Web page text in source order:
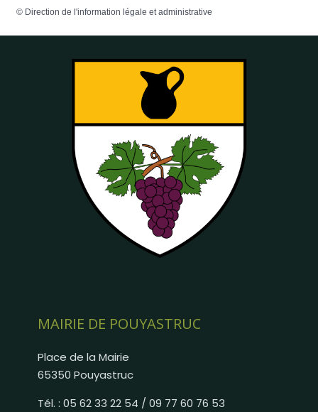
© Direction de l'information légale et administrative
MAIRIE DE POUYASTRUC
Place de la Mairie
65350 Pouyastruc
Tél. : 05 62 33 22 54 / 09 77 60 76 53